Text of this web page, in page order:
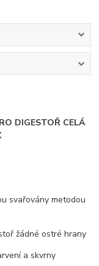
DIGESTOŘ CELÁ
svařovány metodou
žádné ostré hrany
a skvrny